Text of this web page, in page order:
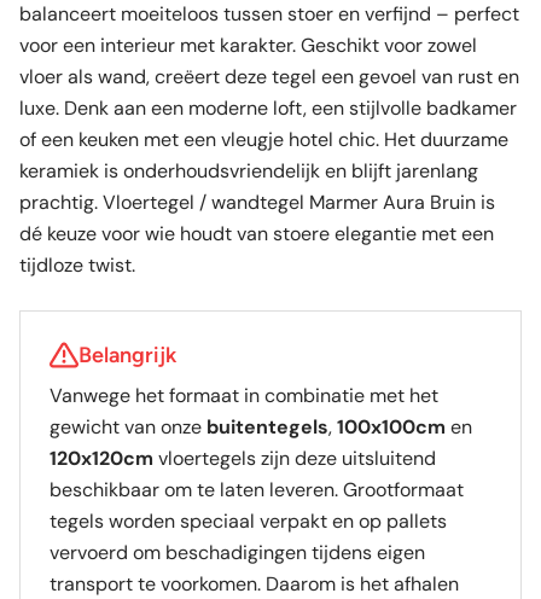
balanceert moeiteloos tussen stoer en verfijnd – perfect
voor een interieur met karakter. Geschikt voor zowel
vloer als wand, creëert deze tegel een gevoel van rust en
luxe. Denk aan een moderne loft, een stijlvolle badkamer
of een keuken met een vleugje hotel chic. Het duurzame
keramiek is onderhoudsvriendelijk en blijft jarenlang
prachtig. Vloertegel / wandtegel Marmer Aura Bruin is
dé keuze voor wie houdt van stoere elegantie met een
tijdloze twist.
Belangrijk
Vanwege het formaat in combinatie met het
gewicht van onze buitentegels,100x100cm en
120x120cm vloertegels zijn deze uitsluitend
beschikbaar om te laten leveren. Grootformaat
tegels worden speciaal verpakt en op pallets
vervoerd om beschadigingen tijdens eigen
transport te voorkomen. Daarom is het afhalen